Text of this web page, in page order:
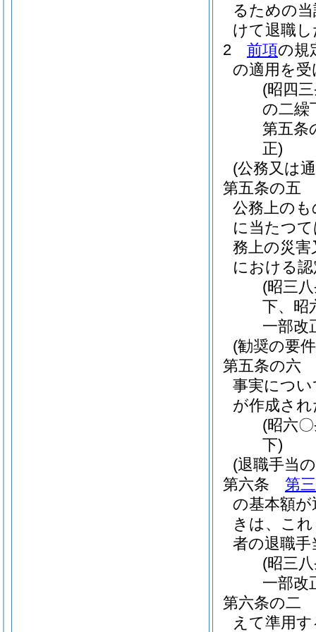
るための
けて退職
2
前項の規
の適用を
(昭四
の二繰
第五条
正)
(公務又は
第五条の五
公務上の
に当たつ
務上の災
における
(昭三
下、昭
一部改
(勧奨の要
第五条の六
事実につ
が作成さ
(昭六
下)
(退職手当
第六条
第
の基本額
きは、こ
者の退職
(昭三
一部改
第六条の二
えて準用